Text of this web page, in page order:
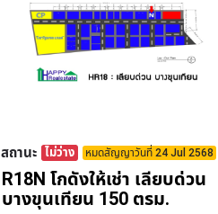
สถานะ ไม่ว่าง หมดสัญญาวันที่ 24 Jul 2568
R18N โกดังให้เช่า เลียบด่วน
บางขุนเทียน 150 ตรม.